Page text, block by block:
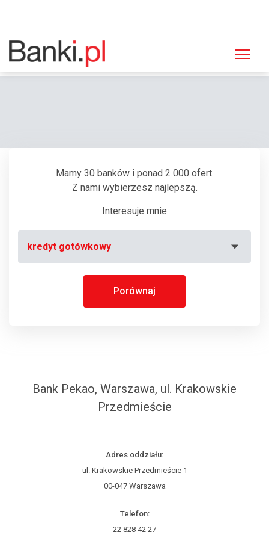
Strona główna
Oddział Bank Pekao, Warszawa, ul. Krakowskie Przedmieście 1
Mamy 30 banków i ponad 2 000 ofert.
Z nami wybierzesz najlepszą.
Interesuje mnie
kredyt gotówkowy
Porównaj
Bank Pekao, Warszawa, ul. Krakowskie
Przedmieście
Adres oddziału:
ul. Krakowskie Przedmieście 1
00-047 Warszawa
Telefon:
22 828 42 27